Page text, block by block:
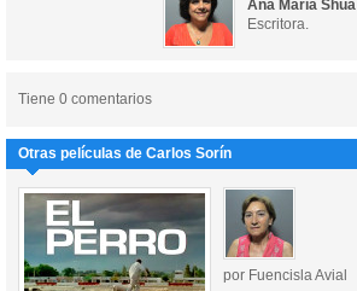
Ana María Shua
Escritora.
Tiene 0 comentarios
Otras películas de Carlos Sorín
por Fuencisla Avial